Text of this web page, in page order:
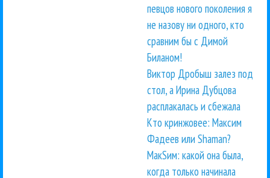
певцов нового поколения я
не назову ни одного, кто
сравним бы с Димой
Биланом!
Виктор Дробыш залез под
стол, а Ирина Дубцова
расплакалась и сбежала
Кто кринжовее: Максим
Фадеев или Shaman?
МакSим: какой она была,
когда только начинала